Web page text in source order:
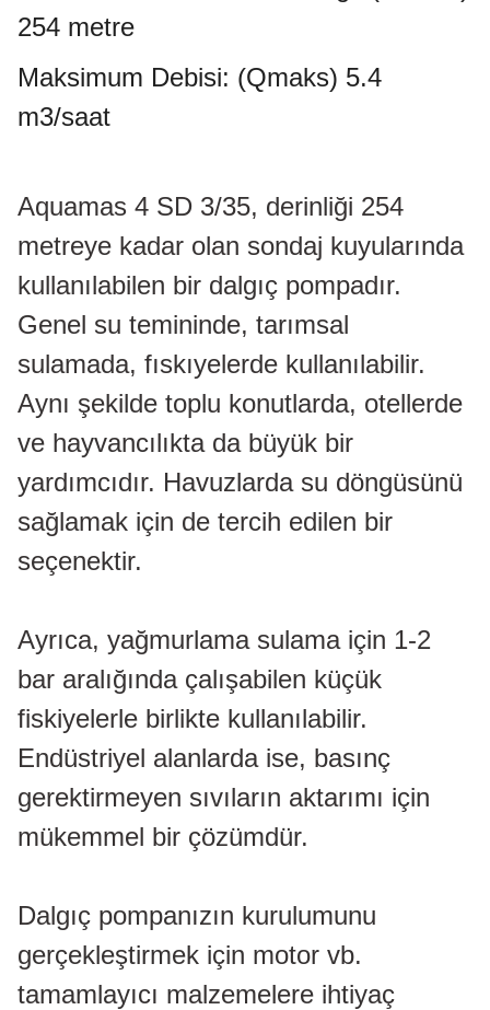
254 metre
Maksimum Debisi: (Qmaks) 5.4
m3/saat
Aquamas 4 SD 3/35, derinliği 254
metreye kadar olan sondaj kuyularında
kullanılabilen bir dalgıç pompadır.
Genel su temininde, tarımsal
sulamada, fıskıyelerde kullanılabilir.
Aynı şekilde toplu konutlarda, otellerde
ve hayvancılıkta da büyük bir
yardımcıdır. Havuzlarda su döngüsünü
sağlamak için de tercih edilen bir
seçenektir.
Ayrıca, yağmurlama sulama için 1-2
bar aralığında çalışabilen küçük
fiskiyelerle birlikte kullanılabilir.
Endüstriyel alanlarda ise, basınç
gerektirmeyen sıvıların aktarımı için
mükemmel bir çözümdür.
Dalgıç pompanızın kurulumunu
gerçekleştirmek için motor vb.
tamamlayıcı malzemelere ihtiyaç